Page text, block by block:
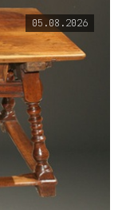
05.08.2026